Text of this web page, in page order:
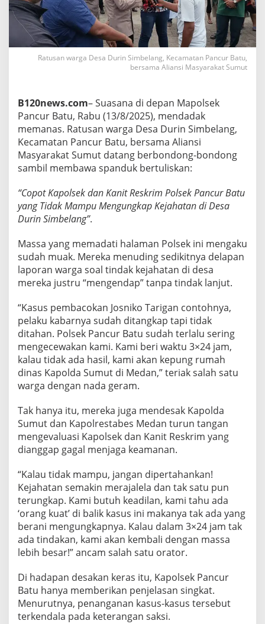
s
k
r
i
m
P
u
B
a
t
u
T
e
a
n
D
i
c
o
o
t
,
W
a
r
g
a
S
d
a
h
K
e
i
l
a
n
g
a
n
a
a
r
Ratusan warga Desa Durin Simbelang, Kecamatan Pancur Batu,
bersama Aliansi Masyarakat Sumut
B120news.com– Suasana di depan Mapolsek
Pancur Batu, Rabu (13/8/2025), mendadak
memanas. Ratusan warga Desa Durin Simbelang,
Kecamatan Pancur Batu, bersama Aliansi
Masyarakat Sumut datang berbondong-bondong
sambil membawa spanduk bertuliskan:
“Copot Kapolsek dan Kanit Reskrim Polsek Pancur Batu
yang Tidak Mampu Mengungkap Kejahatan di Desa
Durin Simbelang”.
Massa yang memadati halaman Polsek ini mengaku
sudah muak. Mereka menuding sedikitnya delapan
laporan warga soal tindak kejahatan di desa
mereka justru “mengendap” tanpa tindak lanjut.
“Kasus pembacokan Josniko Tarigan contohnya,
pelaku kabarnya sudah ditangkap tapi tidak
ditahan. Polsek Pancur Batu sudah terlalu sering
mengecewakan kami. Kami beri waktu 3×24 jam,
kalau tidak ada hasil, kami akan kepung rumah
dinas Kapolda Sumut di Medan,” teriak salah satu
warga dengan nada geram.
Tak hanya itu, mereka juga mendesak Kapolda
Sumut dan Kapolrestabes Medan turun tangan
mengevaluasi Kapolsek dan Kanit Reskrim yang
dianggap gagal menjaga keamanan.
“Kalau tidak mampu, jangan dipertahankan!
Kejahatan semakin merajalela dan tak satu pun
terungkap. Kami butuh keadilan, kami tahu ada
‘orang kuat’ di balik kasus ini makanya tak ada yang
berani mengungkapnya. Kalau dalam 3×24 jam tak
ada tindakan, kami akan kembali dengan massa
lebih besar!” ancam salah satu orator.
Di hadapan desakan keras itu, Kapolsek Pancur
Batu hanya memberikan penjelasan singkat.
Menurutnya, penanganan kasus-kasus tersebut
terkendala pada keterangan saksi.